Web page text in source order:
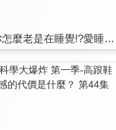
你怎麼老是在睡覺!?愛睡天王無尾熊 第38集